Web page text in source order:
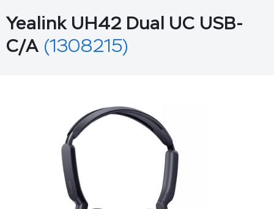
Yealink UH42 Dual UC USB-
C/A (1308215)